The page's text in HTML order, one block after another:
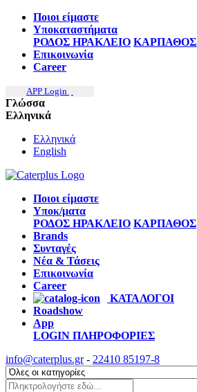
Ποιοι είμαστε
Υποκαταστήματα
ΡΟΔΟΣ ΗΡΑΚΛΕΙΟ ΚΑΡΠΑΘΟΣ
Επικοινωνία
Career
APP Login
Γλώσσα
Ελληνικά
Ελληνικά
English
Ποιοι είμαστε
Υποκ/ματα
ΡΟΔΟΣ ΗΡΑΚΛΕΙΟ ΚΑΡΠΑΘΟΣ
Brands
Συνταγές
Νέα & Τάσεις
Επικοινωνία
Career
ΚΑΤΑΛΟΓΟΙ
Roadshow
App
LOGIN ΠΛΗΡΟΦΟΡΙΕΣ
info@caterplus.gr- 22410 85197-8